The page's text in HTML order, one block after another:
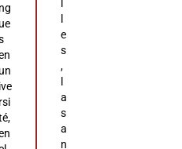
ng
ue
un
ive
rsi
e
s
,
a
s
a
n